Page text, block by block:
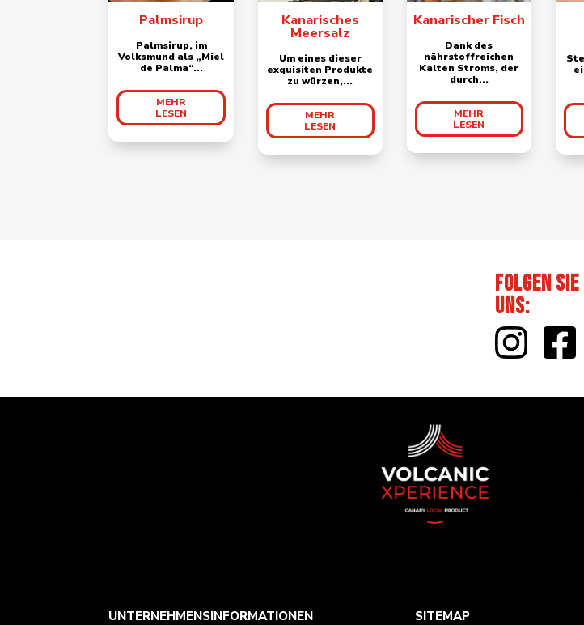
Palmsirup
Palmsirup, im
Volksmund als „Miel
de Palma“...
MEHR
LESEN
Kanarisches
Meersalz
Um eines dieser
exquisiten Produkte
zu würzen,...
MEHR
LESEN
Kanarischer Fisch
Dank des
nährstoffreichen
Kalten Stroms, der
durch...
MEHR
LESEN
Folgen Sie
uns:
UNTERNEHMENSINFORMATIONEN SITEMAP